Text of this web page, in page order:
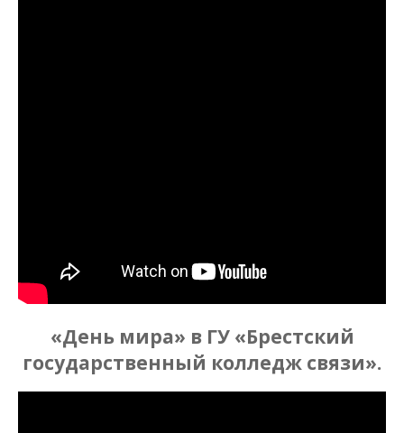
«День мира» в ГУ «Брестский
государственный колледж связи».